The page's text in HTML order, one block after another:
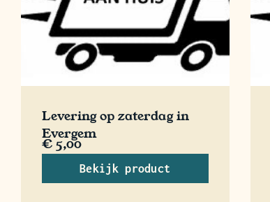
Levering op zaterdag in
Evergem
€5,00
Bekijk product